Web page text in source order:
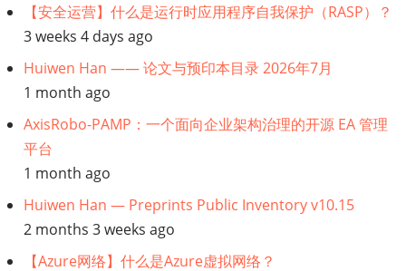
产
品
设
计
师
【安全运营】什么是运行时应用程序自我保护（RASP）？
3 weeks 4 days ago
Huiwen Han —— 论文与预印本目录 2026年7月
1 month ago
AxisRobo-PAMP：一个面向企业架构治理的开源 EA 管理
平台
1 month ago
Huiwen Han — Preprints Public Inventory v10.15
2 months 3 weeks ago
【Azure网络】什么是Azure虚拟网络？